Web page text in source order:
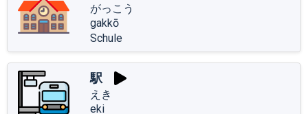
がっこう
gakkō
Schule
駅
えき
eki